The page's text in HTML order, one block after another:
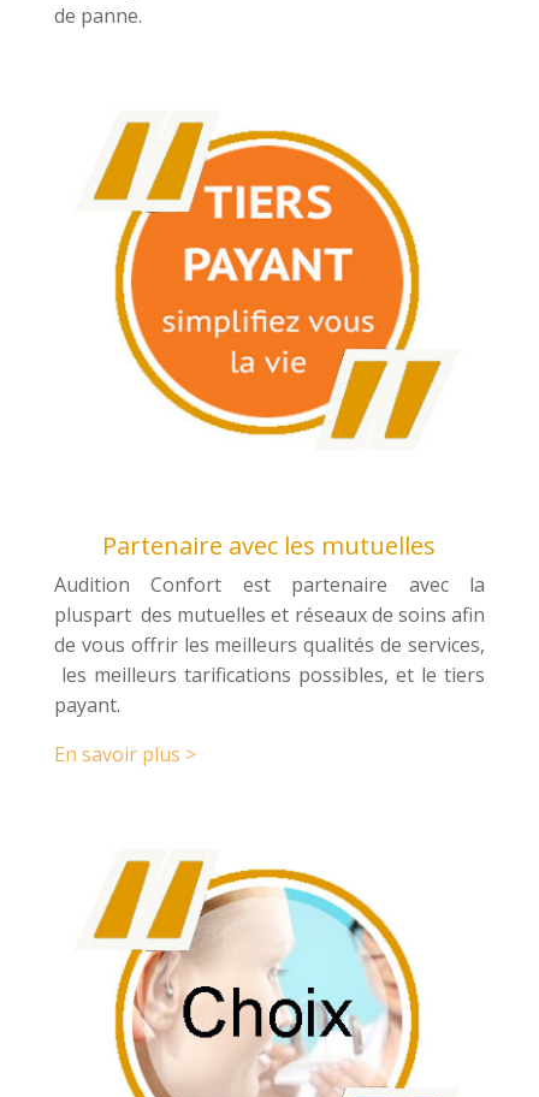
de panne.
Partenaire avec les mutuelles
Audition Confort est partenaire avec la
pluspart des mutuelles et réseaux de soins afin
de vous offrir les meilleurs qualités de services,
les meilleurs tarifications possibles, et le tiers
payant.
En savoir plus >